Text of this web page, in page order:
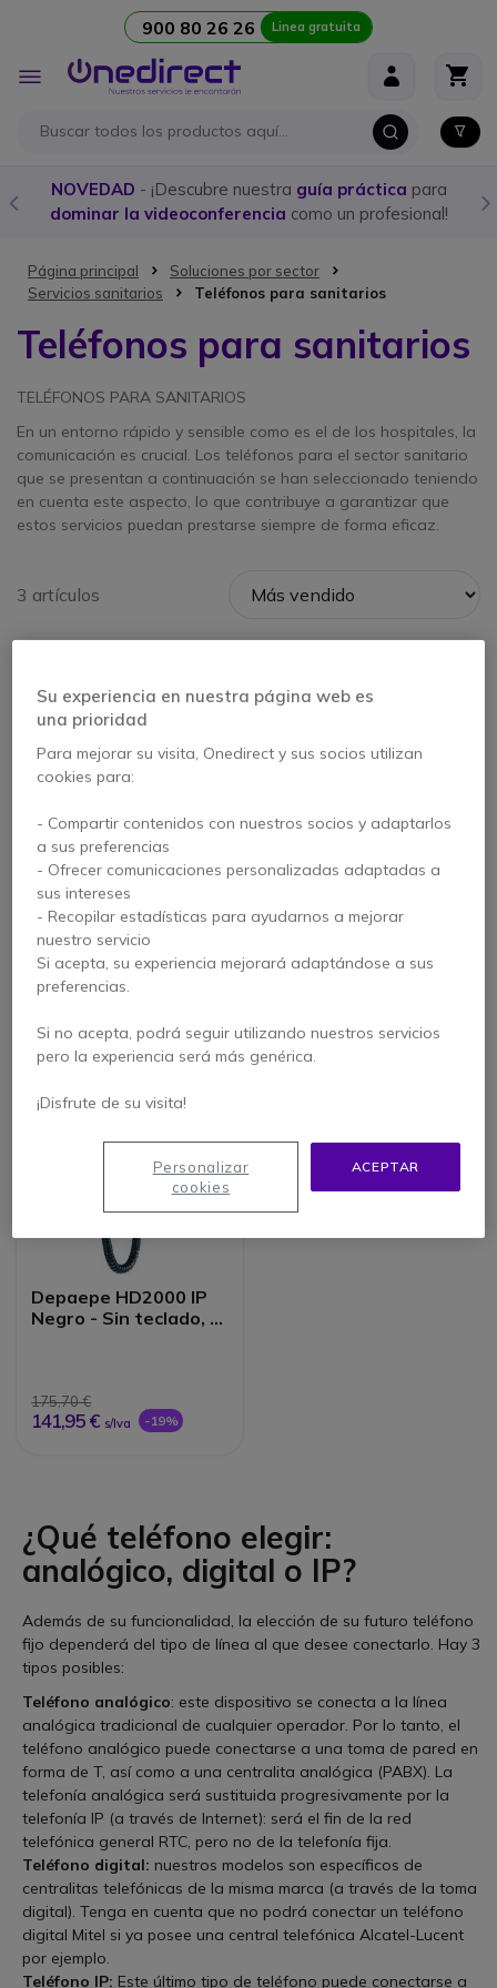
900 80 26 26 Linea gratuita
Toggle
Nav
NOVEDAD - ¡Descubre nuestra guía práctica para
dominar la videoconferencia como un profesional!
Página principal
Soluciones por sector
Servicios sanitarios
Teléfonos para sanitarios
Teléfonos para sanitarios
TELÉFONOS PARA SANITARIOS
En un entorno rápido y sensible como es el de los hospitales, la
comunicación es crucial. Los teléfonos para el sector sanitario
que se presentan a continuación se han seleccionado teniendo
en cuenta este aspecto, lo que contribuye a garantizar que
estos servicios puedan prestarse siempre de forma eficaz.
3 artículos
Yealink T31P
4.2 de 6 Reseñas
74,95 €
300 Blanco
Depaepe HD2000 IP
Negro - Sin teclado, 1
175,70 €
141,95 € s/Iva -19%
¿Qué teléfono elegir:
analógico, digital o IP?
Además de su funcionalidad, la elección de su futuro teléfono
fijo dependerá del tipo de línea al que desee conectarlo. Hay 3
tipos posibles:
Teléfono analógico: este dispositivo se conecta a la línea
analógica tradicional de cualquier operador. Por lo tanto, el
teléfono analógico puede conectarse a una toma de pared en
forma de T, así como a una centralita analógica (PABX). La
telefonía analógica será sustituida progresivamente por la
telefonía IP (a través de Internet): será el fin de la red
telefónica general RTC, pero no de la telefonía fija.
Teléfono digital: nuestros modelos son específicos de
centralitas telefónicas de la misma marca (a través de la toma
digital). Tenga en cuenta que no podrá conectar un teléfono
digital Mitel si ya posee una central telefónica Alcatel-Lucent
por ejemplo.
Teléfono IP: Este último tipo de teléfono puede conectarse a
Su experiencia en nuestra página web es
una prioridad
Para mejorar su visita, Onedirect y sus socios utilizan
cookies para:
- Compartir contenidos con nuestros socios y adaptarlos
a sus preferencias
- Ofrecer comunicaciones personalizadas adaptadas a
sus intereses
- Recopilar estadísticas para ayudarnos a mejorar
nuestro servicio
Si acepta, su experiencia mejorará adaptándose a sus
preferencias.
Si no acepta, podrá seguir utilizando nuestros servicios
pero la experiencia será más genérica.
¡Disfrute de su visita!
ACEPTAR
Personalizar
cookies